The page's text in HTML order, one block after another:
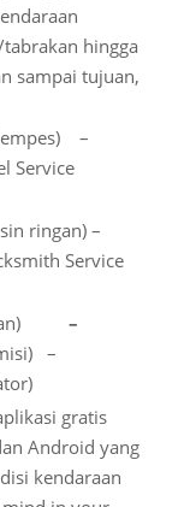
hingga
sampai tujuan,
–
Service
ringan) –
Service
–
–
gratis
Android yang
kendaraan